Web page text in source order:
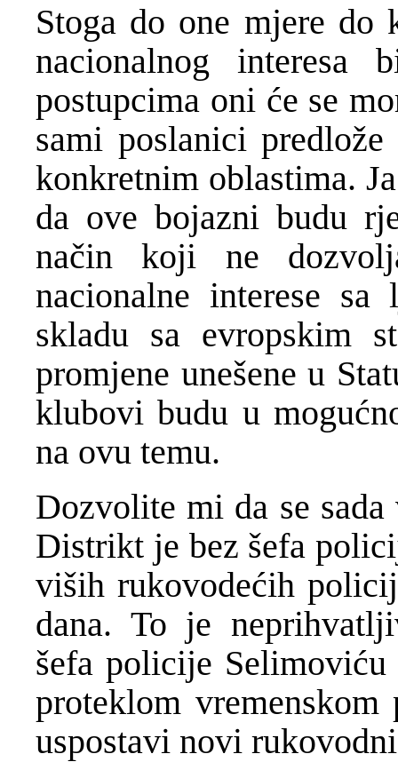
Stoga do one mjere do
nacionalnog interesa
postupcima oni će se
sami poslanici
konkretnim oblastima.
da ove bojazni budu
način koji ne
nacionalne interese
skladu sa evropskim
promjene unešene u
klubovi budu u
na ovu temu.
Dozvolite mi da se
Distrikt je bez šefa
viših rukovodećih
dana. To je
šefa policije
proteklom
uspostavi novi